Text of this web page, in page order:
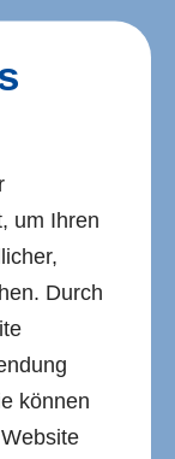
um Ihren
Durch
können